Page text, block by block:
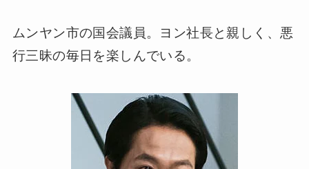
ムンヤン市の国会議員。ヨン社長と親しく、悪
行三昧の毎日を楽しんでいる。